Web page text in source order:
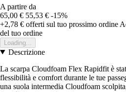
A partire da
65,00 € 55,53 € -15%
+2,78 € offerti sul tuo prossimo ordine
del tuo ordine
Loading...
Descrizione
La scarpa Cloudfoam Flex Rapidfit è
flessibilità e comfort durante le tue
una suola intermedia Cloudfoam